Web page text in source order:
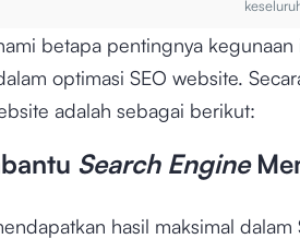
betapa pentingnya
optimasi SEO website.
adalah sebagai berikut:
Search Engine
hasil maksimal